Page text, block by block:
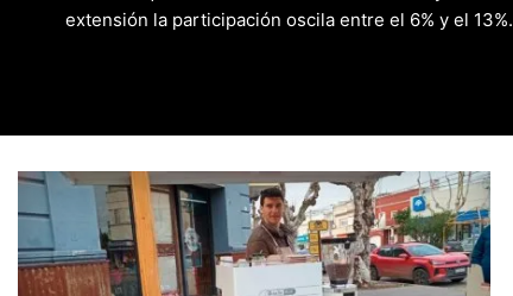
extensión la participación oscila entre el 6% y el 13%.